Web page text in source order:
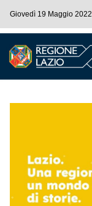
Giovedì 19 Maggio 2022